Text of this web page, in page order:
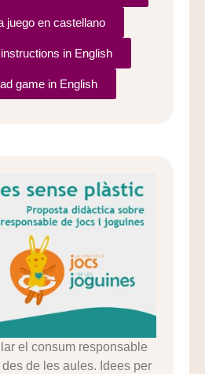
juego en castellano
in English
game in English
el consum responsable
de les aules. Idees per